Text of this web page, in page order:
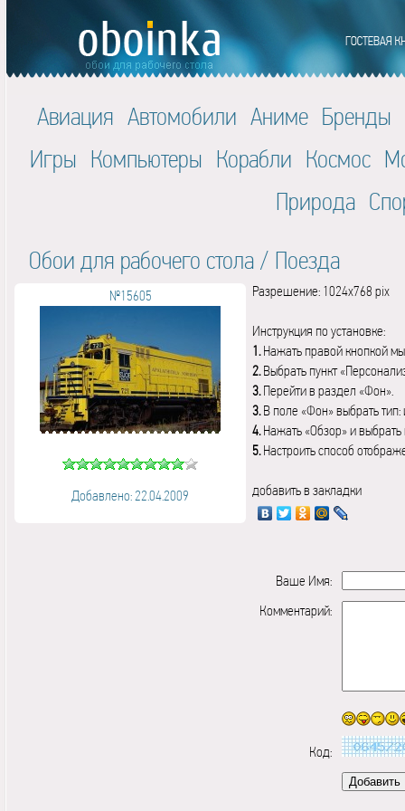
Авиация Автомобили Аниме Бренды
Игры Компьютеры Корабли Космос
Природа
Обои для рабочего стола / Поезда
№15605
Добавлено: 22.04.2009
Разрешение: 1024x768 pix
Инструкция по установке:
1.Нажать правой кнопкой
2.Выбрать пункт
3.Перейти в раздел «Фон».
3.В поле «Фон» выбрать
4.Нажать «Обзор» и выбрать
5.Настроить способ
добавить в закладки
Ваше Имя:
Комментарий:
Код: